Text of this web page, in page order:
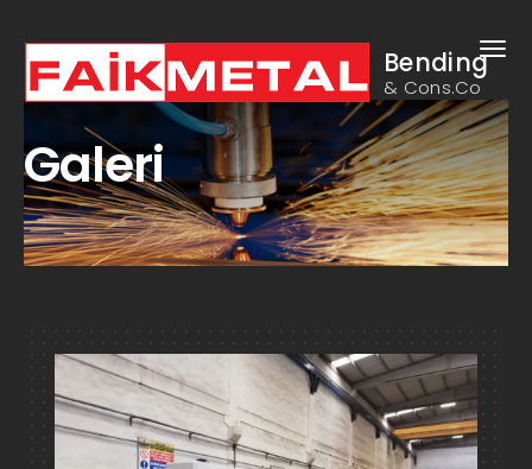
Bending
& Cons.Co
Galeri
Metal Kesim, Lazer Kesim, Oksijen Kesim, Plazma Kesim, Kaynaklı
İmalat, Abkant,
FAİK METAL Foto Galeriler sayfası. Faik Metal olarak; Abkant Pres,
teknolojiyi takip eden ve yeniliklere açık yapımızla sürekli
kendimizi geliştiriyoruz.